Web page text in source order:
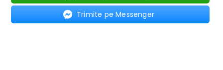
Trimite pe Messenger